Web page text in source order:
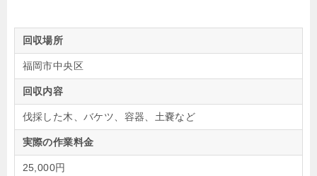
回収場所
福岡市中央区
回収内容
伐採した木、バケツ、容器、土嚢など
実際の作業料金
25,000円